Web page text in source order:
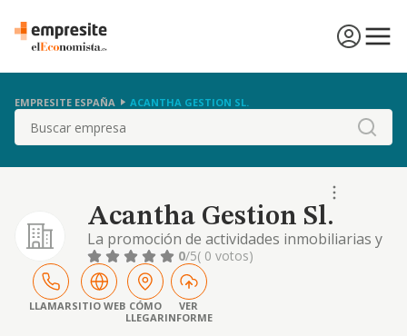
EMPRESITE ESPAÑA ACANTHA GESTION SL.
Buscar
Acantha Gestion Sl.
La promoción de actividades inmobiliarias y
turísticas de cualquier clase, entre ellas la
realización de urbanización y parcelación de
terrenos, la venta y alquileres de terrenos, y
la construcción y venta y alquiler de
viviendas y locales (cnae 6820)...
0/5( 0 votos)
LLAMARSITIO WEB CÓMO
LLEGAR
VER
INFORME